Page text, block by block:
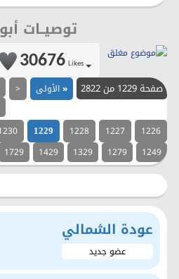
توصيــات
30676 Likes
صفحة 1229 من 2822 «الأولى <
1226
1227
1228
1229
1249
1279
1329
1429
1729
عودة الشمالي
عضو جديد